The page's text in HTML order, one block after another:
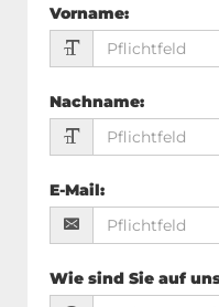
Vorname:
Nachname:
E-Mail:
Wie sind Sie auf